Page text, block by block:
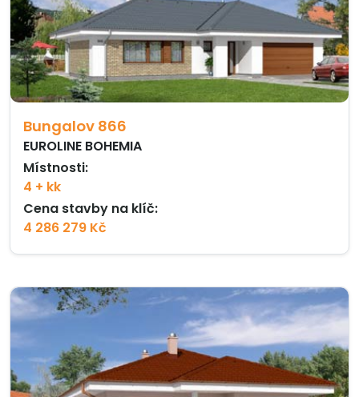
Bungalov 866
EUROLINE BOHEMIA
Místnosti:
4 + kk
Cena stavby na klíč:
4 286 279 Kč